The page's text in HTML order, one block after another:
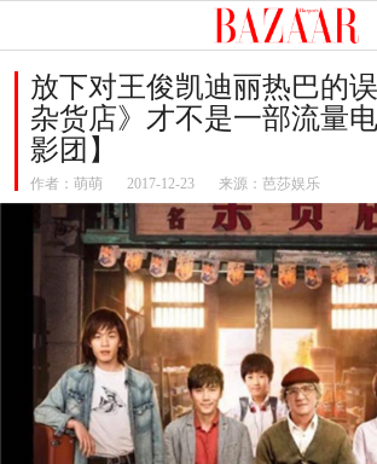
放下对王俊凯迪丽热巴的
杂货店》才不是一部流量
影团】
作者： 萌萌 2017-12-23 来源：芭莎娱乐